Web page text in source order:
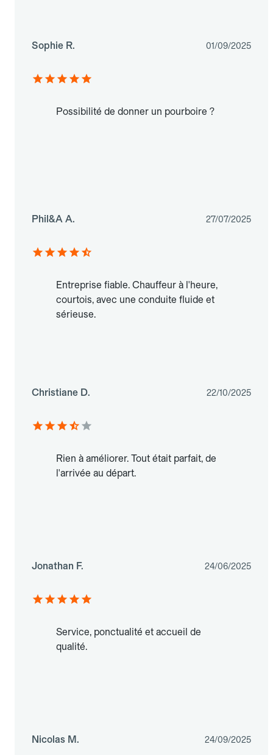
Sophie R. 01/09/2025
Possibilité de donner un pourboire ?
Phil&A A. 27/07/2025
Entreprise fiable. Chauffeur à l'heure,
courtois, avec une conduite fluide et
sérieuse.
Christiane D. 22/10/2025
Rien à améliorer. Tout était parfait, de
l'arrivée au départ.
Jonathan F. 24/06/2025
Service, ponctualité et accueil de
qualité.
Nicolas M. 24/09/2025